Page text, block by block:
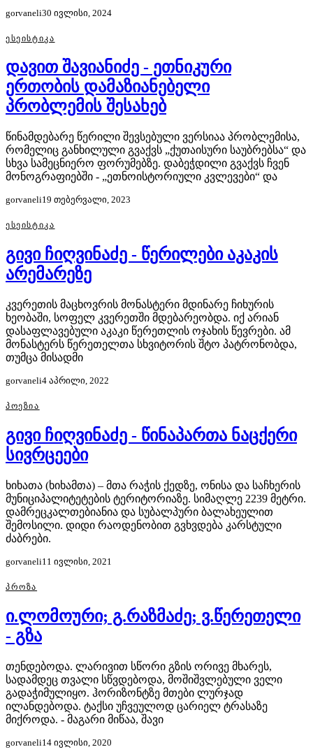
gorvaneli30 ივლისი, 2024
ᲔᲡᲔᲘᲡᲢᲘᲙᲐ
დავით შავიანიძე - ეთნიკური
ერთობის დამაზიანებელი
პრობლემის შესახებ
წინამდებარე წერილი შევსებული ვერსიაა პრობლემისა,
რომელიც განხილული გვაქვს „ქუთაისური სა­უ­ბრებსა“ და
სხვა სამეცნიერო ფორუმებზე. დაბეჭდილი გვ­ა­ქ­ვს ჩვენ
მონოგრაფიებში - „ეთნოისტორიული კვ­ლევები“ და
gorvaneli19 თებერვალი, 2023
ᲔᲡᲔᲘᲡᲢᲘᲙᲐ
გივი ჩიღვინაძე - წერილები აკაკის
არემარეზე
კვერეთის მაცხოვრის მონასტერი მდინარე ჩიხურის
ხეობაში, სოფელ კვერეთში მდებარეობდა. იქ არიან
დასაფლავებული აკაკი წერეთლის ოჯახის წევრები. ამ
მონასტერს წერეთელთა სხვიტორის შტო პატრონობდა,
თუმცა მისადმი
gorvaneli4 აპრილი, 2022
ᲞᲝᲔᲖᲘᲐ
გივი ჩიღვინაძე - წინაპართა ნაცქერი
სივრცეები
ხიხათა (ხიხამთა) – მთა რაჭის ქედზე, ონისა და საჩხერის
მუნიციპალიტეტების ტერიტორიაზე. სიმაღლე 2239 მეტრი.
დამრეცკალთებიანია და სუბალპური ბალახეულით
შემოსილი. დიდი რაოდენობით გვხვდება კარსტული
ძაბრები.
gorvaneli11 ივლისი, 2021
ᲞᲠᲝᲖᲐ
ი.ლომოური; გ.რაზმაძე; ვ.წერეთელი
- გზა
თენდებოდა. ლარივით სწორი გზის ორივე მხარეს,
სადამდეც თვალი სწვდებოდა, მოშიშვლებული ველი
გადაჭიმულიყო. ჰორიზონტზე მთები ლურჯად
ილანდებოდა. ტაქსი უჩვეულოდ ცარიელ ტრასაზე
მიქროდა. - მაგარი მიწაა, შავი
gorvaneli14 ივლისი, 2020